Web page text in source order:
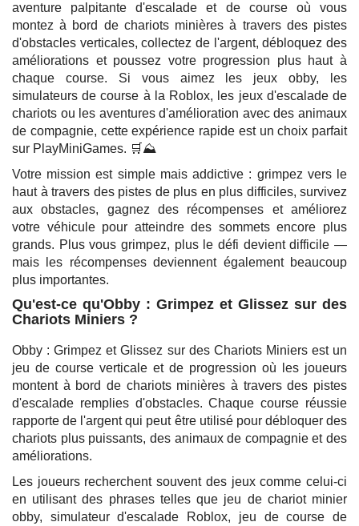
aventure palpitante d'escalade et de course où vous
montez à bord de chariots minières à travers des pistes
d'obstacles verticales, collectez de l'argent, débloquez des
améliorations et poussez votre progression plus haut à
chaque course. Si vous aimez les jeux obby, les
simulateurs de course à la Roblox, les jeux d'escalade de
chariots ou les aventures d'amélioration avec des animaux
de compagnie, cette expérience rapide est un choix parfait
sur PlayMiniGames. 🛒⛰️
Votre mission est simple mais addictive : grimpez vers le
haut à travers des pistes de plus en plus difficiles, survivez
aux obstacles, gagnez des récompenses et améliorez
votre véhicule pour atteindre des sommets encore plus
grands. Plus vous grimpez, plus le défi devient difficile —
mais les récompenses deviennent également beaucoup
plus importantes.
Qu'est-ce qu'Obby : Grimpez et Glissez sur des
Chariots Miniers ?
Obby : Grimpez et Glissez sur des Chariots Miniers est un
jeu de course verticale et de progression où les joueurs
montent à bord de chariots minières à travers des pistes
d'escalade remplies d'obstacles. Chaque course réussie
rapporte de l'argent qui peut être utilisé pour débloquer des
chariots plus puissants, des animaux de compagnie et des
améliorations.
Les joueurs recherchent souvent des jeux comme celui-ci
en utilisant des phrases telles que jeu de chariot minier
obby, simulateur d'escalade Roblox, jeu de course de